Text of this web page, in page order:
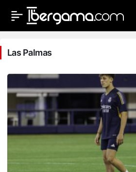
Las
Palmas
Haberleri
Las Palmas